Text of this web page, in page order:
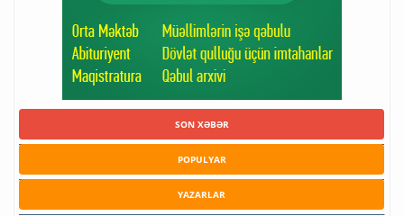
SON XƏBƏR
POPULYAR
YAZARLAR